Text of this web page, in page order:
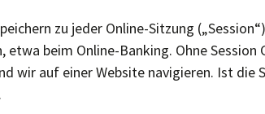
zu jeder Online-Sitzung
beim Online-Banking. Ohne Session
wir auf einer Website navigieren. Ist die